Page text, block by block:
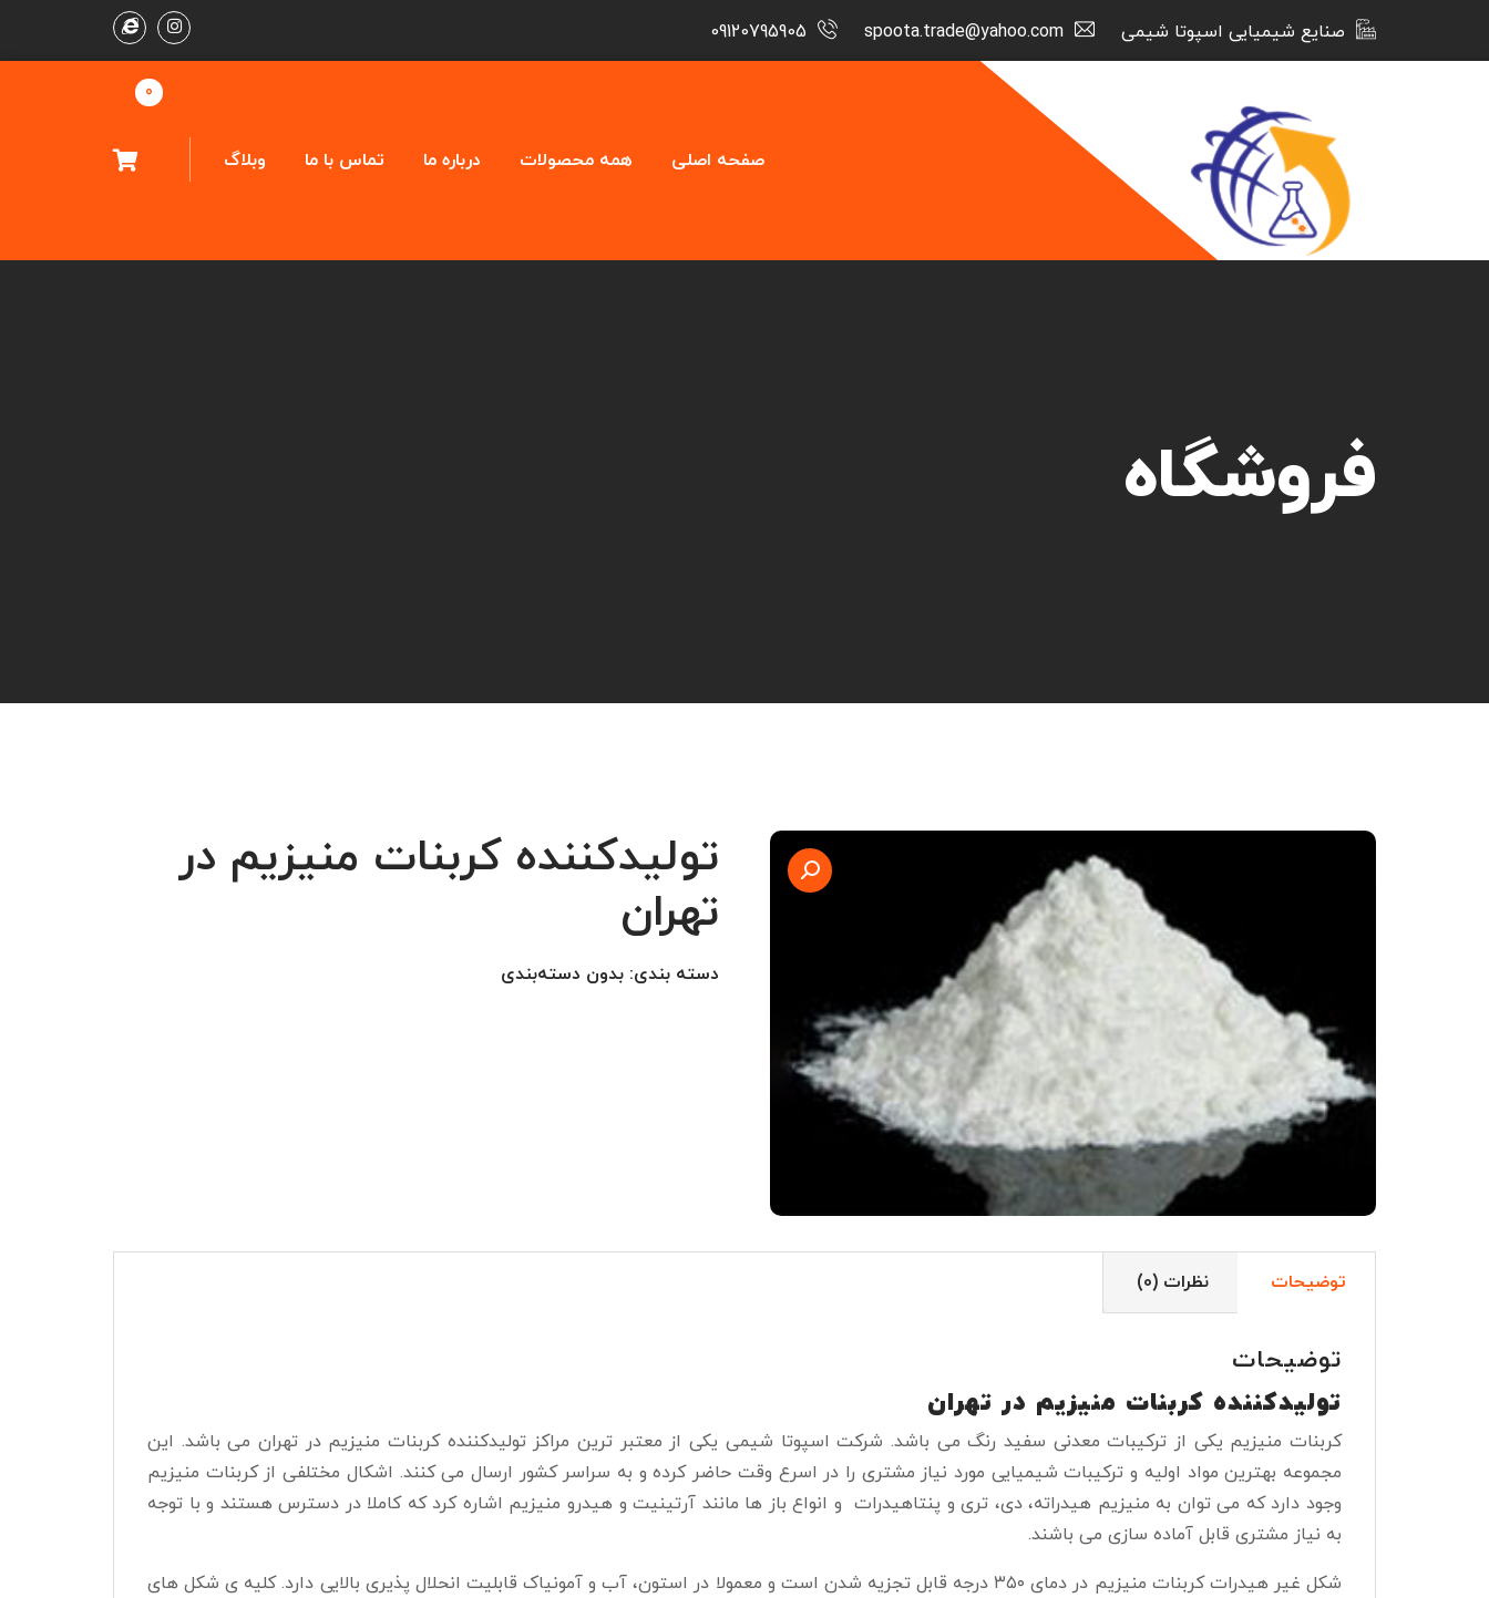
صنایع شیمیایی اسپوتا شیمی spoota.trade@yahoo.com
09120795905
صفحه اصلی همه محصولات درباره ما تماس با ما وبلاگ
0
فروشگاه
تولیدکننده کربنات منیزیم در
تهران
دسته بندی: بدون دسته‌بندی
توضیحات نظرات (0)
توضیحات
تولیدکننده کربنات منیزیم در تهران
کربنات منیزیم یکی از ترکیبات معدنی سفید رنگ می باشد. شرکت اسپوتا شیمی یکی از معتبر ترین مراکز تولیدکننده کربنات منیزیم در تهران می باشد. این
مجموعه بهترین مواد اولیه و ترکیبات شیمیایی مورد نیاز مشتری را در اسرع وقت حاضر کرده و به سراسر کشور ارسال می کنند. اشکال مختلفی از کربنات منیزیم
وجود دارد که می توان به منیزیم هیدراته، دی، تری و پنتاهیدرات و انواع باز ها مانند آرتینیت و هیدرو منیزیم اشاره کرد که کاملا در دسترس هستند و با توجه
به نیاز مشتری قابل آماده سازی می باشند.
شکل غیر هیدرات کربنات منیزیم در دمای ۳۵۰ درجه قابل تجزیه شدن است و معمولا در استون، آب و آمونیاک قابلیت انحلال پذیری بالایی دارد. کلیه ی شکل های